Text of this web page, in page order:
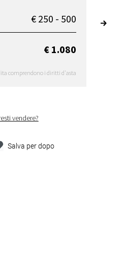
€ 250 - 500
€ 1.080
comprendono i diritti d'asta
vendere?
Salva per dopo